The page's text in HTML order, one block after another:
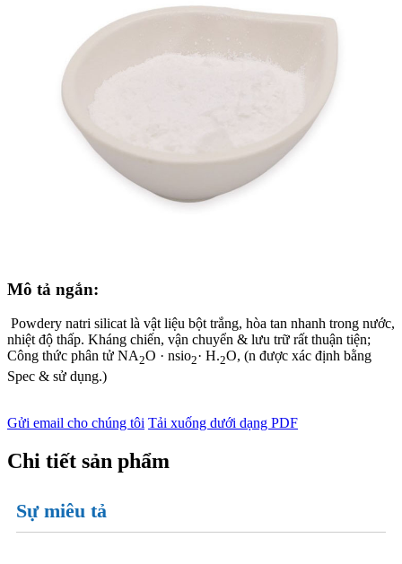
Mô tả ngắn:
Powdery natri silicat là vật liệu bột trắng, hòa tan nhanh trong nước,
nhiệt độ thấp. Kháng chiến, vận chuyển & lưu trữ rất thuận tiện;
Công thức phân tử NA2O · nsio2· H.2O, (n được xác định bằng
Spec & sử dụng.)
Gửi email cho chúng tôi Tải xuống dưới dạng PDF
Chi tiết sản phẩm
Sự miêu tả